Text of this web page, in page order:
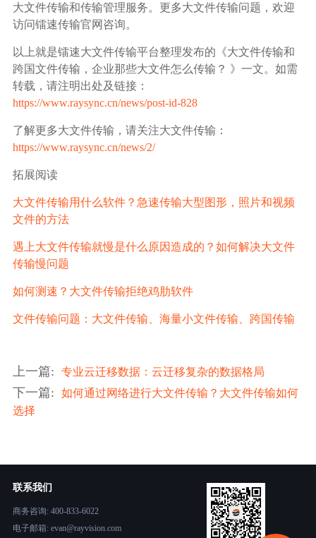
大文件传输和传输管理服务。更多大文件传输问题，欢迎
访问镭速传输官网咨询。
以上就是镭速大文件传输平台整理发布的《大文件传输和
跨国文件传输，企业那些大文件怎么传输？ 》一文。如需
转载，请注明出处及链接：
https://www.raysync.cn/news/post-id-828
了解更多大文件传输，请关注大文件传输：
https://www.raysync.cn/news/2/
拓展阅读
大文件传输用什么软件？急速传输大型图形，照片和视频
文件的方法
遇上大文件传输就慢是什么原因造成的？如何解决大文件
传输慢问题
如何测速？大文件传输拒绝鸡肋软件
文件传输问题：大文件传输、海量小文件传输、跨国传输
上一篇: 专业云迁移数据：云迁移复杂的数据格局
下一篇:
如何通过网络进行大文件传输？大文件传输如何
选择
联系我们
商务咨询: 400-833-6022
电子邮箱: evan@rayvision.com